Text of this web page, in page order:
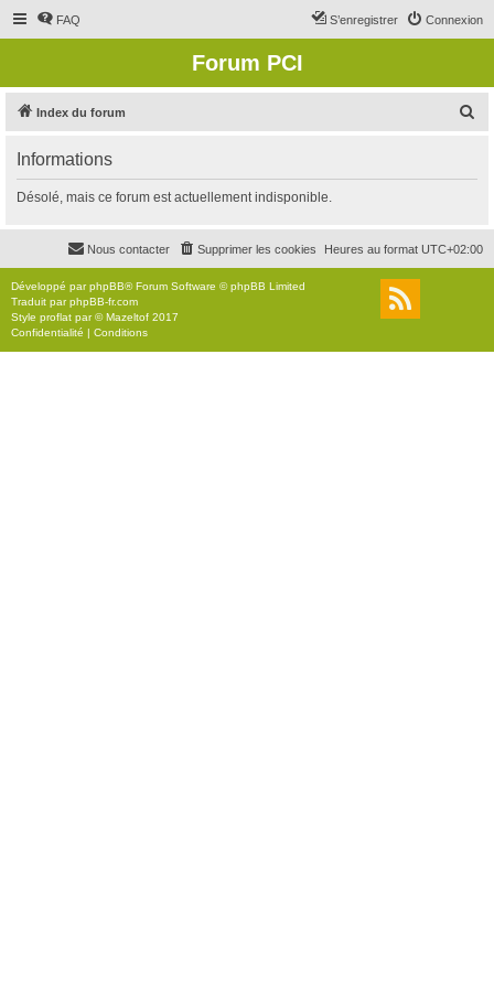
FAQ Connexion
S’enregistrer
Forum PCI
Index du forum
r
c
r
Informations
Désolé, mais ce forum est actuellement indisponible.
Heures au format UTC+02:00
Supprimer les cookies
Nous contacter
Développé parphpBB® Forum Software © phpBB Limited
Traduit parphpBB-fr.com
Style proflat par ©Mazeltof 2017
Confidentialité | Conditions